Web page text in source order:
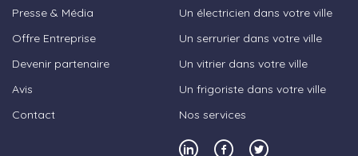
Presse & Média
Offre Entreprise
Devenir partenaire
Avis
Contact
Un électricien dans votre ville
Un serrurier dans votre ville
Un vitrier dans votre ville
Un frigoriste dans votre ville
Nos services